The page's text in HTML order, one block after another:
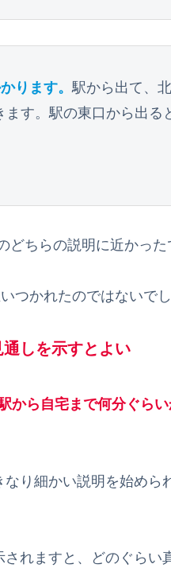
ります。駅から出て、
す。駅の東口から出る
ちらの説明に近かった
つかれたのではないでし
しを示すとよい
から自宅まで何分ぐら
り細かい説明を始めら
れますと、どのぐらい